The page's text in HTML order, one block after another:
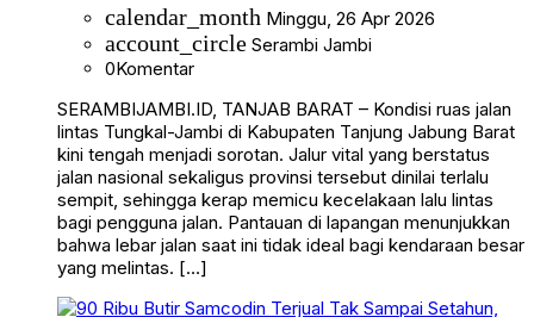
account_circleSerambi Jambi
0Komentar
lintas Tungkal-Jambi di Kabupaten Tanjung Jabung Barat
kini tengah menjadi sorotan. Jalur vital yang berstatus
jalan nasional sekaligus provinsi tersebut dinilai terlalu
sempit, sehingga kerap memicu kecelakaan lalu lintas
bagi pengguna jalan. Pantauan di lapangan menunjukkan
bahwa lebar jalan saat ini tidak ideal bagi kendaraan besar
yang melintas. […]